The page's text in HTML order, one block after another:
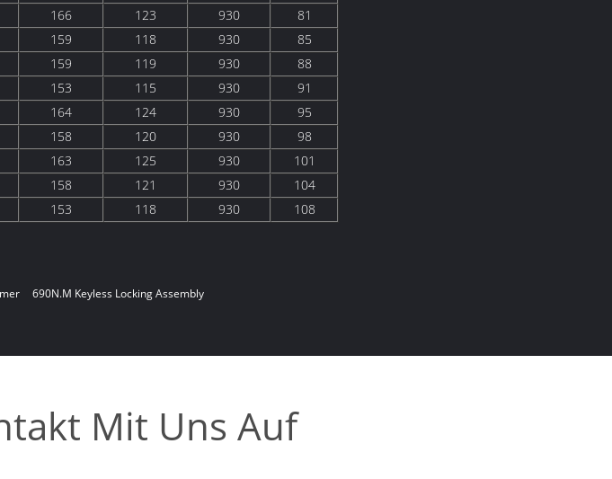
166 123 930
81
159 118 930
85
159 119 930
88
153 115 930
91
164 124 930
95
158 120 930
98
163 125 930
101
158 121 930
104
153 118 930 108
690N.M Keyless Locking Assembly
Mit Uns Auf